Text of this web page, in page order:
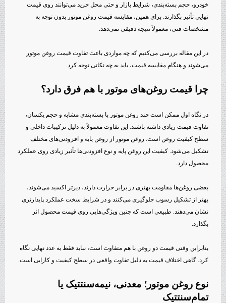
خودرو، حجم بسته‌بندی، شرایط بازار و حتی محل خرید می‌توانند روی قیمت
نهایی تأثیر بگذارند. برای همین، مقایسه قیمت روغن موتور بدون توجه به
مشخصات فنی، معمولاً نتیجه دقیقی نمی‌دهد.
در این مقاله بررسی می‌کنیم که چه مواردی باعث تفاوت قیمت روغن موتور
می‌شوند و هنگام مقایسه قیمت، باید به چه نکاتی توجه کرد.
چرا قیمت روغن‌های موتور با هم فرق دارد؟
در نگاه اول ممکن است چند روغن موتور با بسته‌بندی مشابه و حجم یکسان،
تفاوت قیمت زیادی داشته باشند. این تفاوت معمولاً به دلیل ترکیبات داخلی و
سطح کیفیت روغن است. روغن موتور از روغن پایه و افزودنی‌های مختلف
تشکیل می‌شود. کیفیت این روغن پایه و نوع افزودنی‌ها تأثیر زیادی روی عملکرد
محصول دارد.
بعضی روغن‌ها مقاومت بهتری در برابر حرارت دارند، دیرتر اکسید می‌شوند،
بهتر از تشکیل رسوب جلوگیری می‌کنند و در شرایط سخت عملکرد پایدارتری
نشان می‌دهند. طبیعی است که چنین ویژگی‌هایی روی قیمت محصول اثر
بگذارد.
بنابراین وقتی قیمت دو روغن با هم متفاوت است، نباید فقط به عدد نهایی نگاه
کرد. گاهی اختلاف قیمت به دلیل تفاوت واقعی در سطح کیفیت و کارایی است.
نوع روغن موتور؛ معدنی، نیمه‌سنتتیک یا
تمام‌سنتتیک